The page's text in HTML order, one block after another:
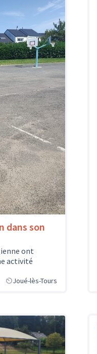
dans son
ont
activité
Joué-lès-Tours